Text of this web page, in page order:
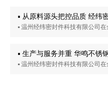
▪ 从原料源头把控品质 经纬
▪ 生产与服务并重 华鸣不锈